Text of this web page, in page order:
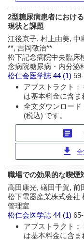
2型糖尿病患者におけ
現状と課題
江後京子, 村上由美, 中
**, 吉岡敬治**
松下記念病院中央臨床
念病院糖尿病・内分泌
松仁会医学誌 44 (1)
アブストラクト：
は基本料金に含ま
全文ダウンロード
(税込) です。
article
download
職場での効果的な喫煙
高田康光, 礒田千賀, 前
松下電器産業株式会社
管理室
松仁会医学誌 44 (1)
アブストラクト：
は基本料金に含ま